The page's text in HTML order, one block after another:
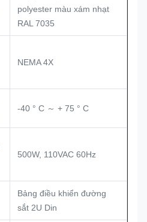
polyester màu xám nhạt
RAL 7035
NEMA 4X
-40 ° C ～ + 75 ° C
500W, 110VAC 60Hz
Bảng điều khiển đường
sắt 2U Din